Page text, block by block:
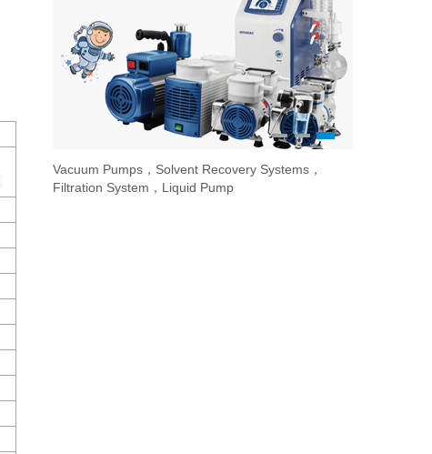
Vacuum Pumps，Solvent Recovery Systems，
Filtration System，Liquid Pump
1 2